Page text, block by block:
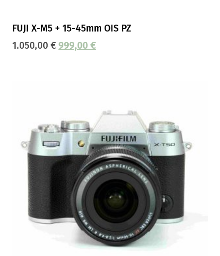
FUJI X-M5 + 15-45mm OIS PZ
1.050,00€ 999,00 €